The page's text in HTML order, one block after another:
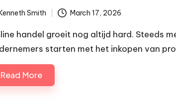
Smith March 17, 2026
handel groeit nog altijd hard. Steeds
starten met het inkopen van
Read More